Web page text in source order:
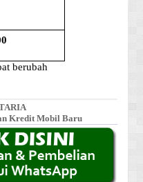
Kredit Mobil Baru